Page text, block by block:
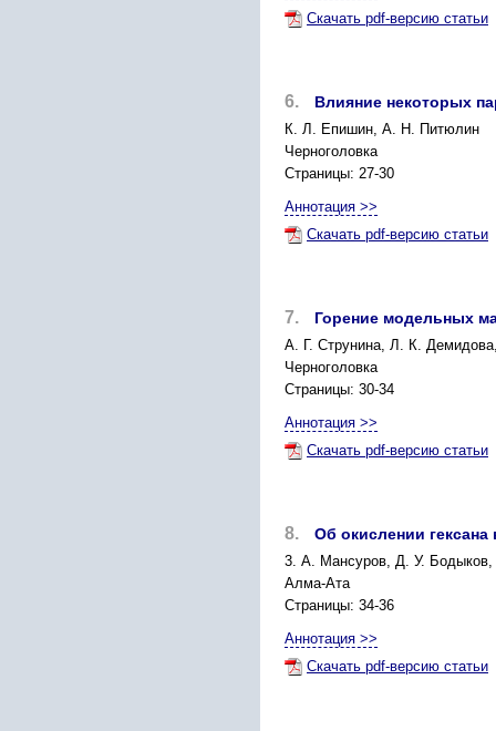
Скачать pdf-версию статьи
6. Влияние некоторых
К. Л. Епишин, А. Н. Питюлин
Черноголовка
Страницы: 27-30
Аннотация >>
Скачать pdf-версию статьи
7. Горение модельных
А. Г. Струнина, Л. К.
Черноголовка
Страницы: 30-34
Аннотация >>
Скачать pdf-версию статьи
8. Об окислении
3. А. Мансуров, Д. У.
Алма-Ата
Страницы: 34-36
Аннотация >>
Скачать pdf-версию статьи